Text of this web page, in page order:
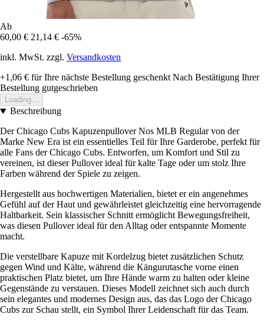
Ab
60,00 € 21,14 € -65%
inkl. MwSt. zzgl. Versandkosten
+1,06 € für Ihre nächste Bestellung geschenkt Nach Bestätigung Ihrer
Bestellung gutgeschrieben
Loading...
Beschreibung
Der Chicago Cubs Kapuzenpullover Nos MLB Regular von der
Marke New Era ist ein essentielles Teil für Ihre Garderobe, perfekt für
alle Fans der Chicago Cubs. Entworfen, um Komfort und Stil zu
vereinen, ist dieser Pullover ideal für kalte Tage oder um stolz Ihre
Farben während der Spiele zu zeigen.
Hergestellt aus hochwertigen Materialien, bietet er ein angenehmes
Gefühl auf der Haut und gewährleistet gleichzeitig eine hervorragende
Haltbarkeit. Sein klassischer Schnitt ermöglicht Bewegungsfreiheit,
was diesen Pullover ideal für den Alltag oder entspannte Momente
macht.
Die verstellbare Kapuze mit Kordelzug bietet zusätzlichen Schutz
gegen Wind und Kälte, während die Kängurutasche vorne einen
praktischen Platz bietet, um Ihre Hände warm zu halten oder kleine
Gegenstände zu verstauen. Dieses Modell zeichnet sich auch durch
sein elegantes und modernes Design aus, das das Logo der Chicago
Cubs zur Schau stellt, ein Symbol Ihrer Leidenschaft für das Team.